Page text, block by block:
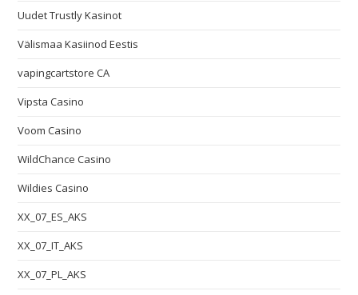
Uudet Trustly Kasinot
Välismaa Kasiinod Eestis
vapingcartstore CA
Vipsta Casino
Voom Casino
WildChance Casino
Wildies Casino
XX_07_ES_AKS
XX_07_IT_AKS
XX_07_PL_AKS